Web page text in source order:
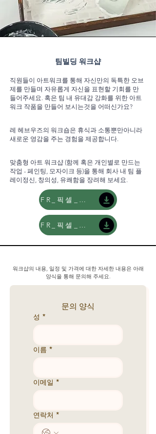
팀빌딩 워크샵
직원들이 아트워크를 통해 자신만의 독특한 오브
제를 만들며 자유롭게 자신을 표현할 기회를 만
들어주세요. 혹은 팀 내 유대감 강화를 위한 아트
워크 작품을 만들어 보시는것을 어떠신가요?
레 헤브우즈의 워크숍은 휴식과 소통뿐만아니라
새로운 영감을 주는 경험을 제공합니다.
맞춤형 아트 워크샵 (함께 혹은 개인별로 만드는
작업 - 페인팅, 모자이크 등)을 통해 회사 내 팀 플
레이정신, 창의성, 유쾌함을 장려해 보세요.
FR_픽셀_팝아트
FR_픽셀_한글
워크샵의 내용, 일정 및 가격에 대한 자세한 내용은 아래
양식을 통해 문의해 주세요.
문의 양식
성 *
이름 *
이메일 *
연락처 *